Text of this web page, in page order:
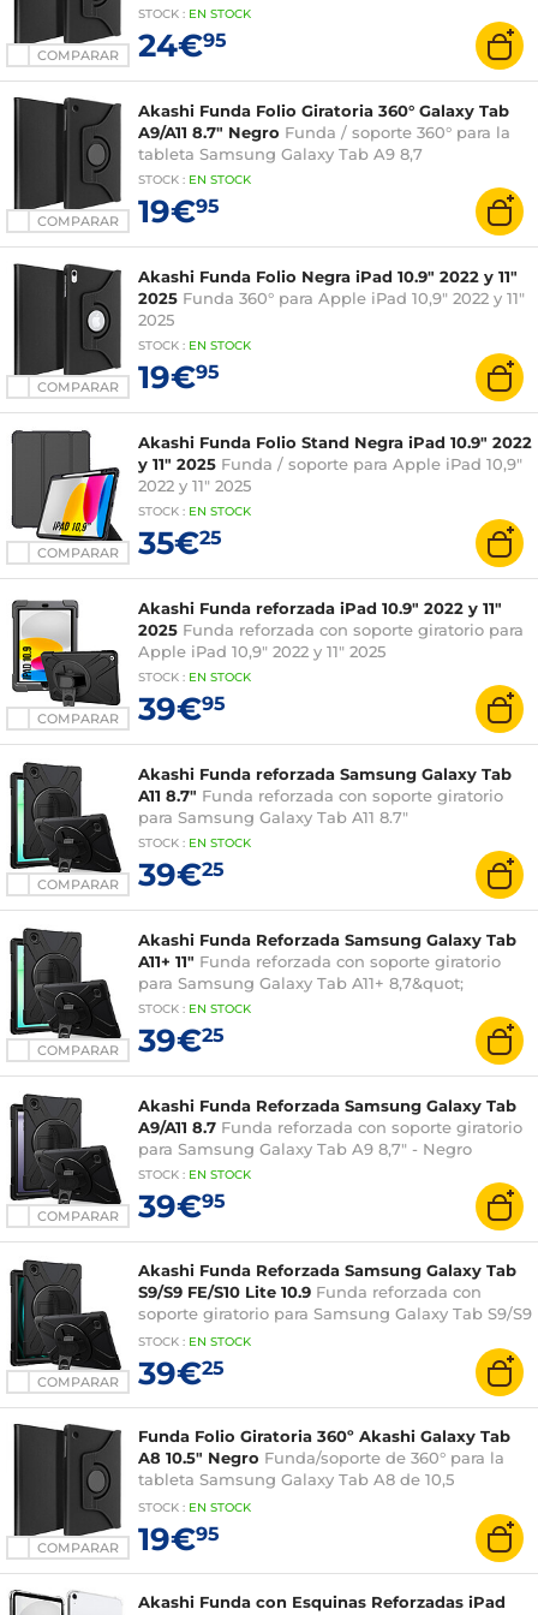
COMPARAR
STOCK : EN STOCK
24€95
COMPARAR
Akashi Funda Folio Giratoria 360° Galaxy Tab
A9/A11 8.7" Negro Funda / soporte 360° para la
tableta Samsung Galaxy Tab A9 8,7
STOCK : EN STOCK
19€95
COMPARAR
Akashi Funda Folio Negra iPad 10.9" 2022 y 11"
2025 Funda 360° para Apple iPad 10,9" 2022 y 11"
2025
STOCK : EN STOCK
19€95
COMPARAR
Akashi Funda Folio Stand Negra iPad 10.9" 2022
y 11" 2025 Funda / soporte para Apple iPad 10,9"
2022 y 11" 2025
STOCK : EN STOCK
35€25
COMPARAR
Akashi Funda reforzada iPad 10.9" 2022 y 11"
2025 Funda reforzada con soporte giratorio para
Apple iPad 10,9" 2022 y 11" 2025
STOCK : EN STOCK
39€95
COMPARAR
Akashi Funda reforzada Samsung Galaxy Tab
A11 8.7" Funda reforzada con soporte giratorio
para Samsung Galaxy Tab A11 8.7"
STOCK : EN STOCK
39€25
COMPARAR
Akashi Funda Reforzada Samsung Galaxy Tab
A11+ 11" Funda reforzada con soporte giratorio
para Samsung Galaxy Tab A11+ 8,7&quot;
STOCK : EN STOCK
39€25
COMPARAR
Akashi Funda Reforzada Samsung Galaxy Tab
A9/A11 8.7 Funda reforzada con soporte giratorio
para Samsung Galaxy Tab A9 8,7" - Negro
STOCK : EN STOCK
39€95
COMPARAR
Akashi Funda Reforzada Samsung Galaxy Tab
S9/S9 FE/S10 Lite 10.9 Funda reforzada con
soporte giratorio para Samsung Galaxy Tab S9/S9
FE/S10 Lite 10,9"
STOCK : EN STOCK
39€25
COMPARAR
Funda Folio Giratoria 360º Akashi Galaxy Tab
A8 10.5" Negro Funda/soporte de 360° para la
tableta Samsung Galaxy Tab A8 de 10,5
pulgadas
STOCK : EN STOCK
19€95
Akashi Funda con Esquinas Reforzadas iPad